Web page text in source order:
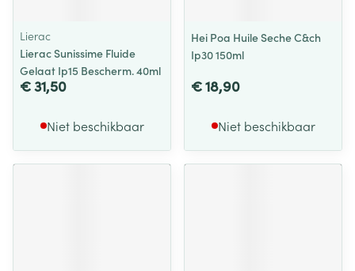
Lierac
Lierac Sunissime Fluide
Gelaat Ip15 Bescherm. 40ml
€ 31,50
Niet beschikbaar
Hei Poa Huile Seche C&ch
Ip30 150ml
€ 18,90
Niet beschikbaar